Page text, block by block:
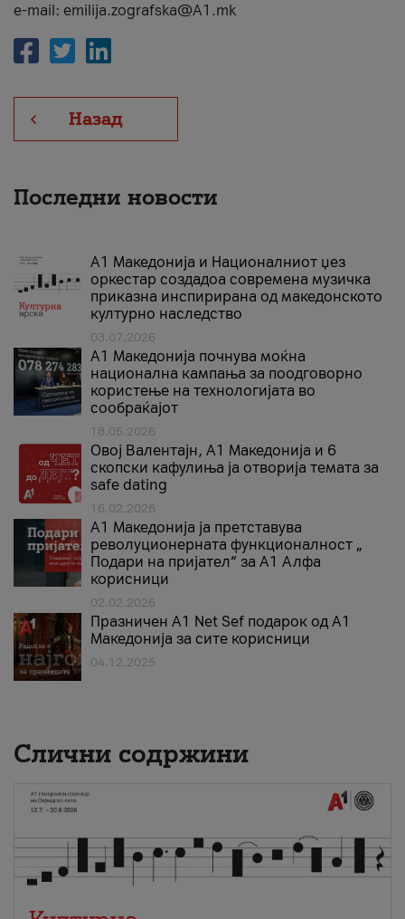
e-mail: emilija.zografska@A1.mk
Назад
Последни новости
А1 Македонија и Националниот џез
оркестар создадоа современа музичка
приказна инспирирана од македонското
културно наследство
03.07.2026
A1 Македонија почнува моќна
национална кампања за поодговорно
користење на технологијата во
сообраќајот
18.05.2026
Овој Валентајн, A1 Македонија и 6
скопски кафулиња ја отворија темата за
safe dating
16.02.2026
А1 Македонија ја претставува
револуционерната функционалност „
Подари на пријател“ за А1 Алфа
корисници
02.02.2026
Празничен A1 Net Sеf подарок од А1
Македонија за сите корисници
04.12.2025
Слични содржини